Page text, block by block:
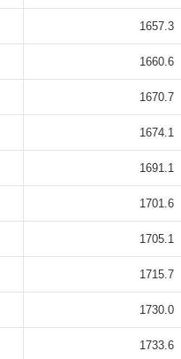
1657.3
1660.6
1670.7
1674.1
1691.1
1701.6
1705.1
1715.7
1730.0
1733.6